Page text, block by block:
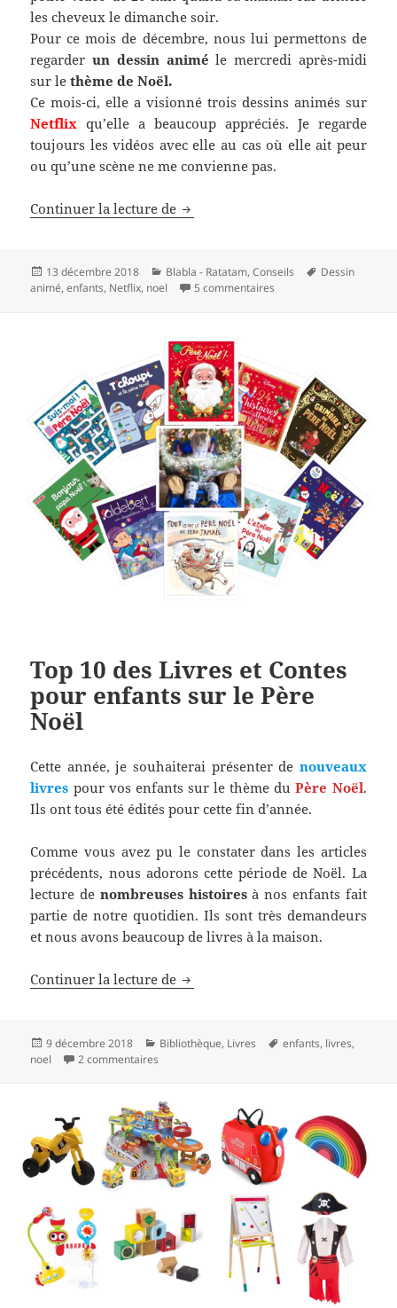
les cheveux le dimanche soir.
Pour ce mois de décembre, nous lui permettons de
regarderun dessin animé le mercredi après-midi
sur lethème de Noël.
Ce mois-ci, elle a visionné trois dessins animés sur
Netflix qu’elle a beaucoup appréciés. Je regarde
toujours les vidéos avec elle au cas où elle ait peur
ou qu’une scène ne me convienne pas.
Continuer la lecture de Top 3 dessins animés de Noël
Publié
le
13 décembre 2018 Catégories
Blabla - Ratatam,Conseils
Mots-
Dessin
animé,enfants, Netflix, noel 5 commentaires
Top 10 des Livres et Contes
pour enfants sur le Père
Noël
Cette année, je souhaiterai présenter de nouveaux
livres pour vos enfants sur le thème duPère Noël.
Ils ont tous été édités pour cette fin d’année.
Comme vous avez pu le constater dans les articles
précédents, nous adorons cette période de Noël. La
lecture de nombreuses histoiresà nos enfants fait
partie de notre quotidien. Ils sont très demandeurs
et nous avons beaucoup de livres à la maison.
Continuer la lecture de Top 10 des Livres et Contes pour
Publié
le
9 décembre 2018 Catégories
Bibliothèque, Livres
Mots-
enfants, livres,
noel
2 commentaires